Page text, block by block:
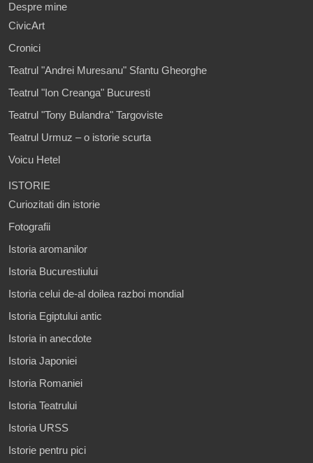
Despre mine
CivicArt
Cronici
Teatrul "Andrei Muresanu" Sfantu Gheorghe
Teatrul "Ion Creanga" Bucuresti
Teatrul "Tony Bulandra" Targoviste
Teatrul Urmuz – o istorie scurta
Voicu Hetel
ISTORIE
Curiozitati din istorie
Fotografii
Istoria aromanilor
Istoria Bucurestiului
Istoria celui de-al doilea razboi mondial
Istoria Egiptului antic
Istoria in anecdote
Istoria Japoniei
Istoria Romaniei
Istoria Teatrului
Istoria URSS
Istorie pentru pici